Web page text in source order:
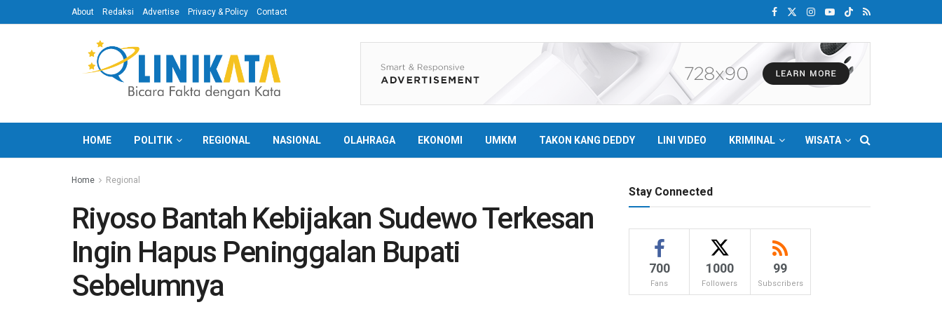
About Redaksi Advertise Privacy & Policy Contact
HOME POLITIK REGIONAL NASIONAL OLAHRAGA EKONOMI UMKM TAKON KANG DEDDY LINI VIDEO KRIMINAL WISATA
Home Regional
Riyoso Bantah Kebijakan Sudewo Terkesan
Ingin Hapus Peninggalan Bupati
Sebelumnya
Stay Connected
700
Fans
1000
Followers
99
Subscribers